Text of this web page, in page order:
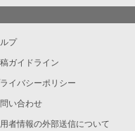
プ
ガイドライン
イバシーポリシー
い合わせ
者情報の外部送信について